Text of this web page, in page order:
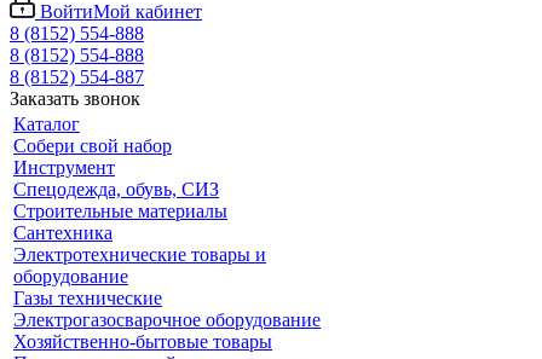
ВойтиМой кабинет
8 (8152) 554-888
8 (8152) 554-888
8 (8152) 554-887
Заказать звонок
Каталог
Собери свой набор
Инструмент
Спецодежда, обувь, СИЗ
Строительные материалы
Сантехника
Электротехнические товары и
оборудование
Газы технические
Электрогазосварочное оборудование
Хозяйственно-бытовые товары